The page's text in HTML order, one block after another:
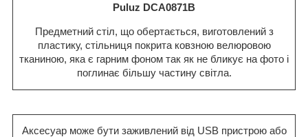
Puluz DCA0871B
Предметний стіл, що обертається, виготовлений з
пластику, стільниця покрита ковзною велюровою
тканиною, яка є гарним фоном так як не бликує на фото і
поглинає більшу частину світла.
Аксесуар може бути заживлений від USB пристрою або